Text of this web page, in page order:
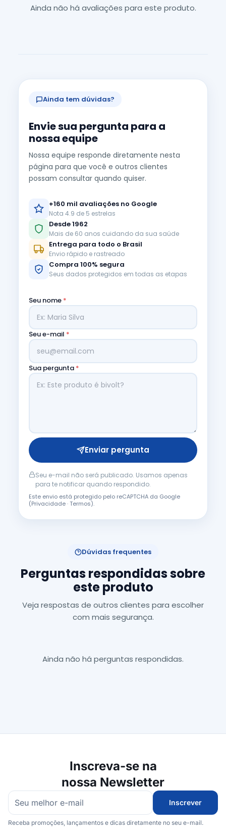
Ainda não há avaliações para este produto.
Ainda tem dúvidas?
Envie sua pergunta para a
nossa equipe
Nossa equipe responde diretamente nesta
página para que você e outros clientes
possam consultar quando quiser.
+160 mil avaliações no Google
Nota 4.9 de 5 estrelas
Desde 1962
Mais de 60 anos cuidando da sua saúde
Entrega para todo o Brasil
Envio rápido e rastreado
Compra 100% segura
Seus dados protegidos em todas as etapas
Seu nome *
Seu e-mail *
Sua pergunta *
Enviar pergunta
Seu e-mail não será publicado. Usamos apenas
para te notificar quando respondido.
Este envio está protegido pelo reCAPTCHA da Google
(Privacidade·Termos).
Dúvidas frequentes
Perguntas respondidas sobre
este produto
Veja respostas de outros clientes para escolher
com mais segurança.
Ainda não há perguntas respondidas.
Inscreva-se na
nossa Newsletter
Inscrever
Receba promoções, lançamentos e dicas diretamente no seu e-mail.